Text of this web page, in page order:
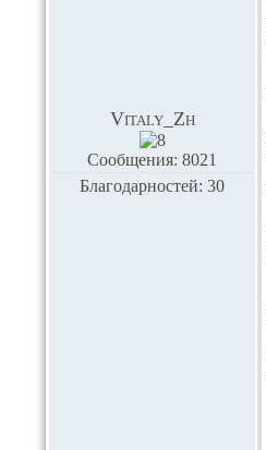
Vitaly_Zh
Сообщения: 8021
Благодарностей: 30